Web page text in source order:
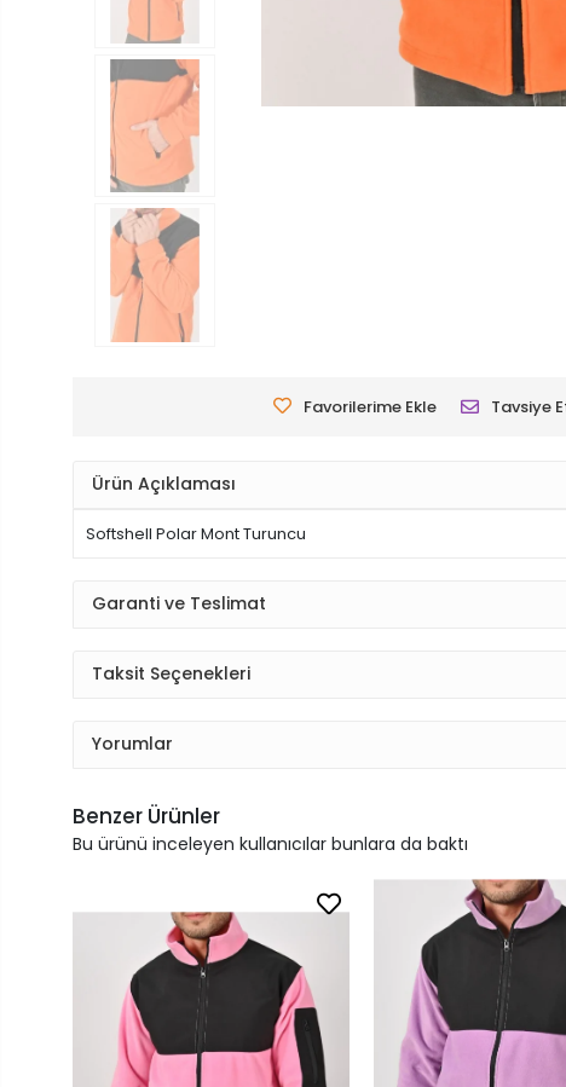
Favorilerime Ekle Tavsiye
Ürün Açıklaması
Softshell Polar Mont Turuncu
Garanti ve Teslimat
Taksit Seçenekleri
Yorumlar
Benzer Ürünler
Bu ürünü inceleyen kullanıcılar bunlara da baktı